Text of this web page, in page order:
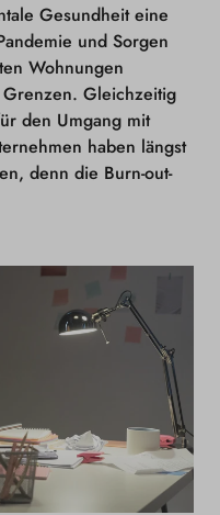
Gesundheit eine
und Sorgen
Wohnungen
Gleichzeitig
den Umgang mit
haben längst
denn die Burn-out-